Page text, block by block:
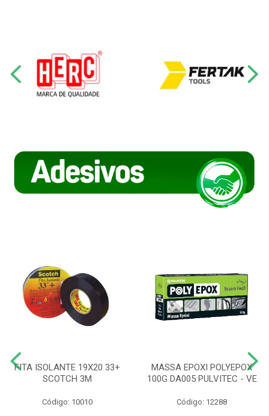
FITA ISOLANTE 19X20 33+
SCOTCH 3M
Código: 10010
MASSA EPOXI POLYEPOX
100G DA005 PULVITEC - VE
Código: 12288